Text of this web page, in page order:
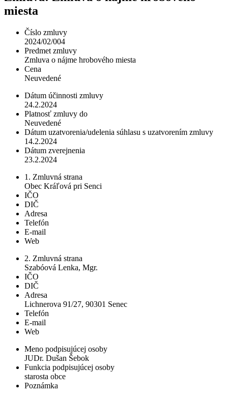
miesta
Číslo zmluvy
2024/02/004
Predmet zmluvy
Zmluva o nájme hrobového miesta
Cena
Neuvedené
Dátum účinnosti zmluvy
24.2.2024
Platnosť zmluvy do
Neuvedené
Dátum uzatvorenia/udelenia súhlasu s uzatvorením zmluvy
14.2.2024
Dátum zverejnenia
23.2.2024
1. Zmluvná strana
Obec Kráľová pri Senci
IČO
DIČ
Adresa
Telefón
E-mail
Web
2. Zmluvná strana
Szabóová Lenka, Mgr.
IČO
DIČ
Adresa
Lichnerova 91/27, 90301 Senec
Telefón
E-mail
Web
Meno podpisujúcej osoby
JUDr. Dušan Šebok
Funkcia podpisujúcej osoby
starosta obce
Poznámka